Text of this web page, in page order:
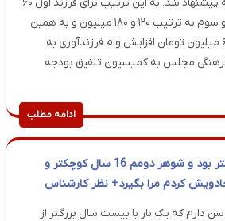
به کمیسیون تلفیق بودجه پیشنهاد شد. به این ترتیب برای فرزند اول ۶۰
میلیون و برای فرزند دوم و سوم به ترتیب ۱۲۰ و ۱۸۰ میلیون و به همین
ترتیب به ازای هر فرزند ۶۰ میلیون تومان افزایش وام فرزندآوری به
مجلس به کمیسیون تلفیق بودجه
ادامه مطلب
شوهر اولم 20 سال بزرگتر بود و شوهر دومم 16 سال کوچکتر و
کردم مرا بگیرد+ نظر کارشناس
هستم ۴۰ سال سن دارم که یک بار با بیست سال بزرگتر از